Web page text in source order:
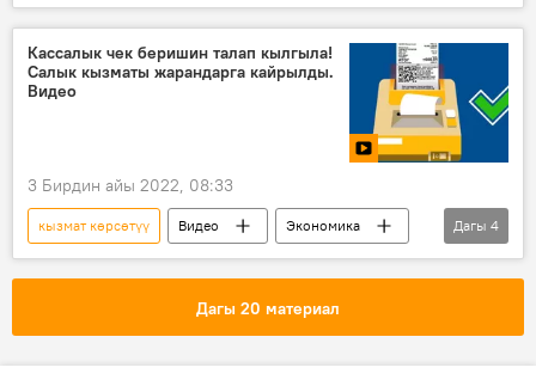
зомбулук
Сокулук району
оорукана
бөбөк мал багуу
Кассалык чек беришин талап кылгыла!
Салык кызматы жарандарга кайрылды.
Видео
3 Бирдин айы 2022, 08:33
кызмат көрсөтүү Видео
Экономика
Мамлекеттик салык кызматы
сатуу
Дагы 4
Дагы 20 материал